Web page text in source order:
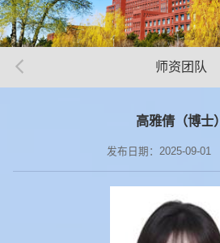
师资团队
高雅倩（博士）
发布日期：2025-09-01